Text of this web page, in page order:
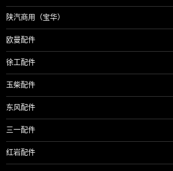
陕汽商用（宝华）
欧曼配件
徐工配件
玉柴配件
东风配件
三一配件
红岩配件